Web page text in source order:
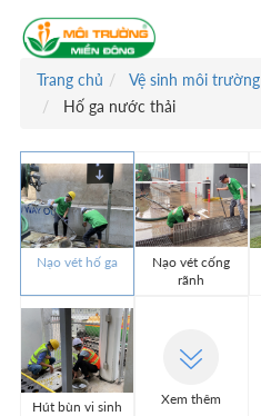
Trang chủ Vệ sinh môi trường
Hố ga nước thải
Nạo vét hố ga
Nạo vét cống
rãnh
Hút bùn vi sinh Xem thêm